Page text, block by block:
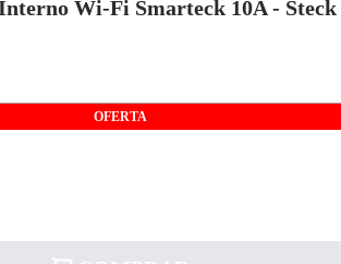
Wi-Fi Smarteck 10A - Steck
OFERTA